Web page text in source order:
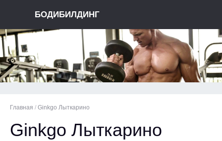
БОДИБИЛДИНГ
Главная / Ginkgo Лыткарино
Ginkgo Лыткарино